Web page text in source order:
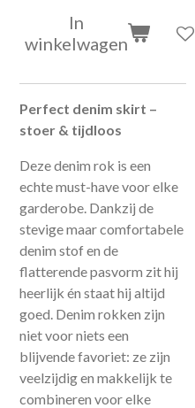
In
winkelwagen
Perfect denim skirt –
stoer & tijdloos
Deze denim rok is een
echte must-have voor elke
garderobe. Dankzij de
stevige maar comfortabele
denim stof en de
flatterende pasvorm zit hij
heerlijk én staat hij altijd
goed. Denim rokken zijn
niet voor niets een
blijvende favoriet: ze zijn
veelzijdig en makkelijk te
combineren voor elke